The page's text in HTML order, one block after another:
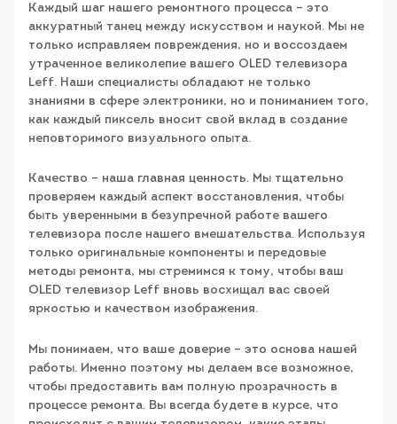
Каждый шаг нашего ремонтного процесса – это
аккуратный танец между искусством и наукой. Мы не
только исправляем повреждения, но и воссоздаем
утраченное великолепие вашего OLED телевизора
Leff. Наши специалисты обладают не только
знаниями в сфере электроники, но и пониманием того,
как каждый пиксель вносит свой вклад в создание
неповторимого визуального опыта.
Качество – наша главная ценность. Мы тщательно
проверяем каждый аспект восстановления, чтобы
быть уверенными в безупречной работе вашего
телевизора после нашего вмешательства. Используя
только оригинальные компоненты и передовые
методы ремонта, мы стремимся к тому, чтобы ваш
OLED телевизор Leff вновь восхищал вас своей
яркостью и качеством изображения.
Мы понимаем, что ваше доверие – это основа нашей
работы. Именно поэтому мы делаем все возможное,
чтобы предоставить вам полную прозрачность в
процессе ремонта. Вы всегда будете в курсе, что